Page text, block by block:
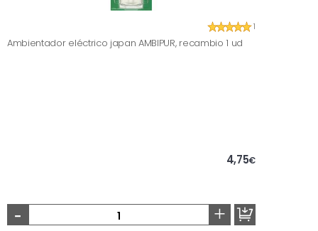
1
Ambientador eléctrico japan AMBIPUR, recambio 1 ud
4,75€
- +